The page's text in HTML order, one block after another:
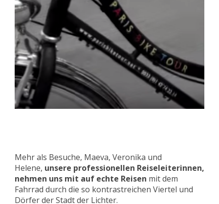
Mehr als Besuche, Maeva, Veronika und
Helene, unsere professionellen Reiseleiterinnen,
nehmen uns mit auf echte Reisen mit dem
Fahrrad durch die so kontrastreichen Viertel und
Dörfer der Stadt der Lichter.